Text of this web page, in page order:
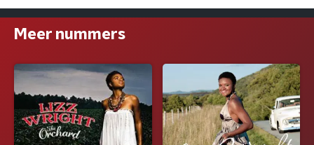
Meer nummers